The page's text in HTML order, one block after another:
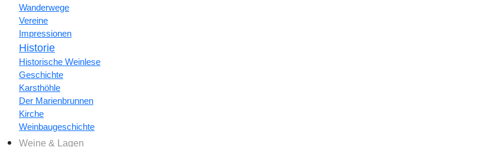
Wanderwege
Vereine
Impressionen
Historie
Historische Weinlese
Geschichte
Karsthöhle
Der Marienbrunnen
Kirche
Weinbaugeschichte
Weine & Lagen